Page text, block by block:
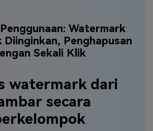
Watermark
Diinginkan, Penghapusan
Sekali Klik
watermark dari
secara